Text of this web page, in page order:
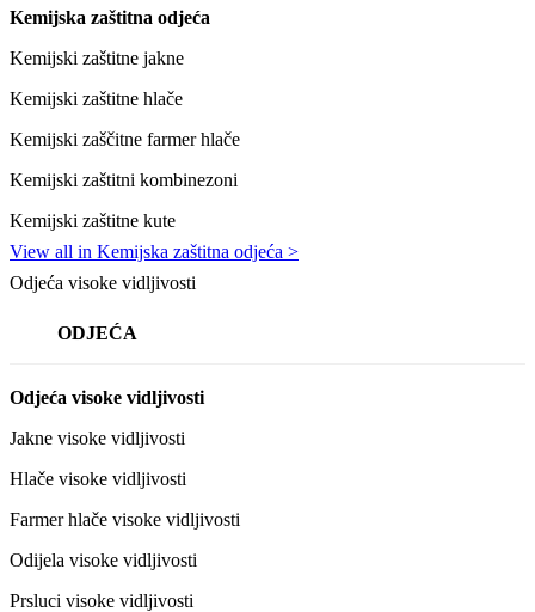
Kemijska zaštitna odjeća
Kemijski zaštitne jakne
Kemijski zaštitne hlače
Kemijski zaščitne farmer hlače
Kemijski zaštitni kombinezoni
Kemijski zaštitne kute
View all in Kemijska zaštitna odjeća >
Odjeća visoke vidljivosti
ODJEĆA
Odjeća visoke vidljivosti
Jakne visoke vidljivosti
Hlače visoke vidljivosti
Farmer hlače visoke vidljivosti
Odijela visoke vidljivosti
Prsluci visoke vidljivosti